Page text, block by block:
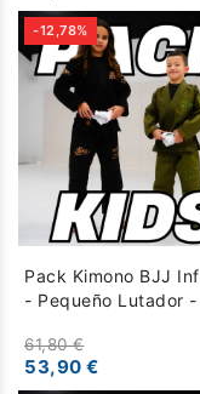
-12,78%
Pack Kimono BJJ
- Pequeño Lutador -
61,80 €
53,90 €